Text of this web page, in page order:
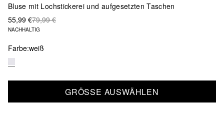
Bluse mit Lochstickerei und aufgesetzten Taschen
55,99 €79,99 €
NACHHALTIG
Farbe:weiß
GRÖSSE AUSWÄHLEN